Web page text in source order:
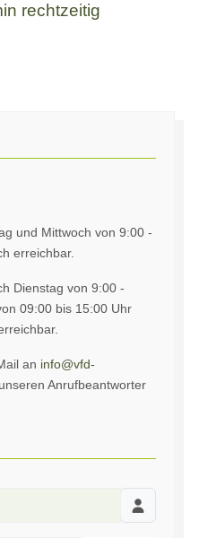
rechtzeitig
und Mittwoch von 9:00 -
erreichbar.
Dienstag von 9:00 -
09:00 bis 15:00 Uhr
an info@vfd-
Anrufbeantworter